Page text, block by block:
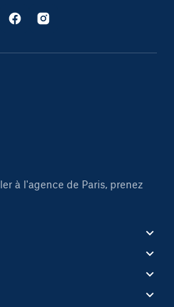
à l'agence de Paris, prenez